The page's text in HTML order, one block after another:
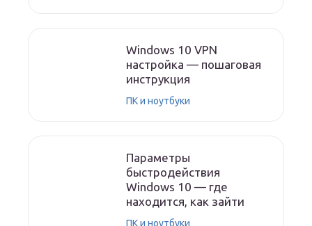
Windows 10 VPN
настройка — пошаговая
инструкция
ПК и ноутбуки
Параметры
быстродействия
Windows 10 — где
находится, как зайти
ПК и ноутбуки